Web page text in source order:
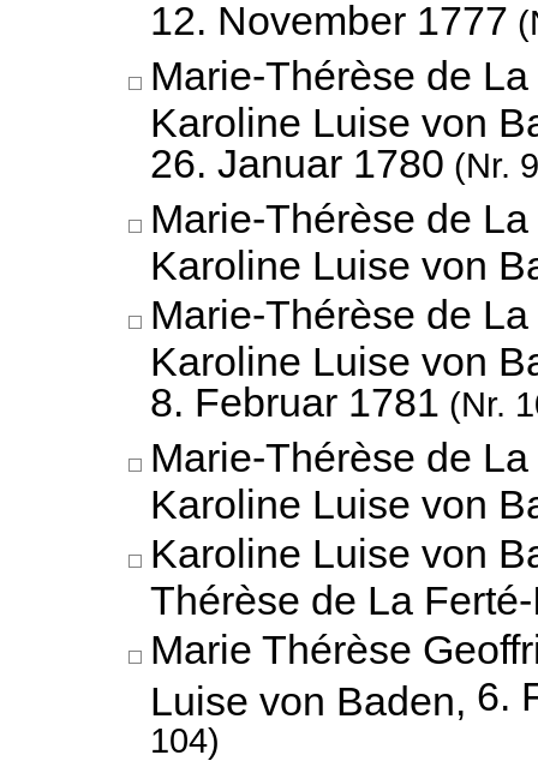
12. November 1777
Marie-Thérèse de
Karoline Luise von
26. Januar 1780 (Nr.
Marie-Thérèse de
Karoline Luise von
Marie-Thérèse de
Karoline Luise von
8. Februar 1781 (Nr.
Marie-Thérèse de
Karoline Luise von
Karoline Luise von
Thérèse de La
Marie Thérèse
Luise von Baden, 6.
104)